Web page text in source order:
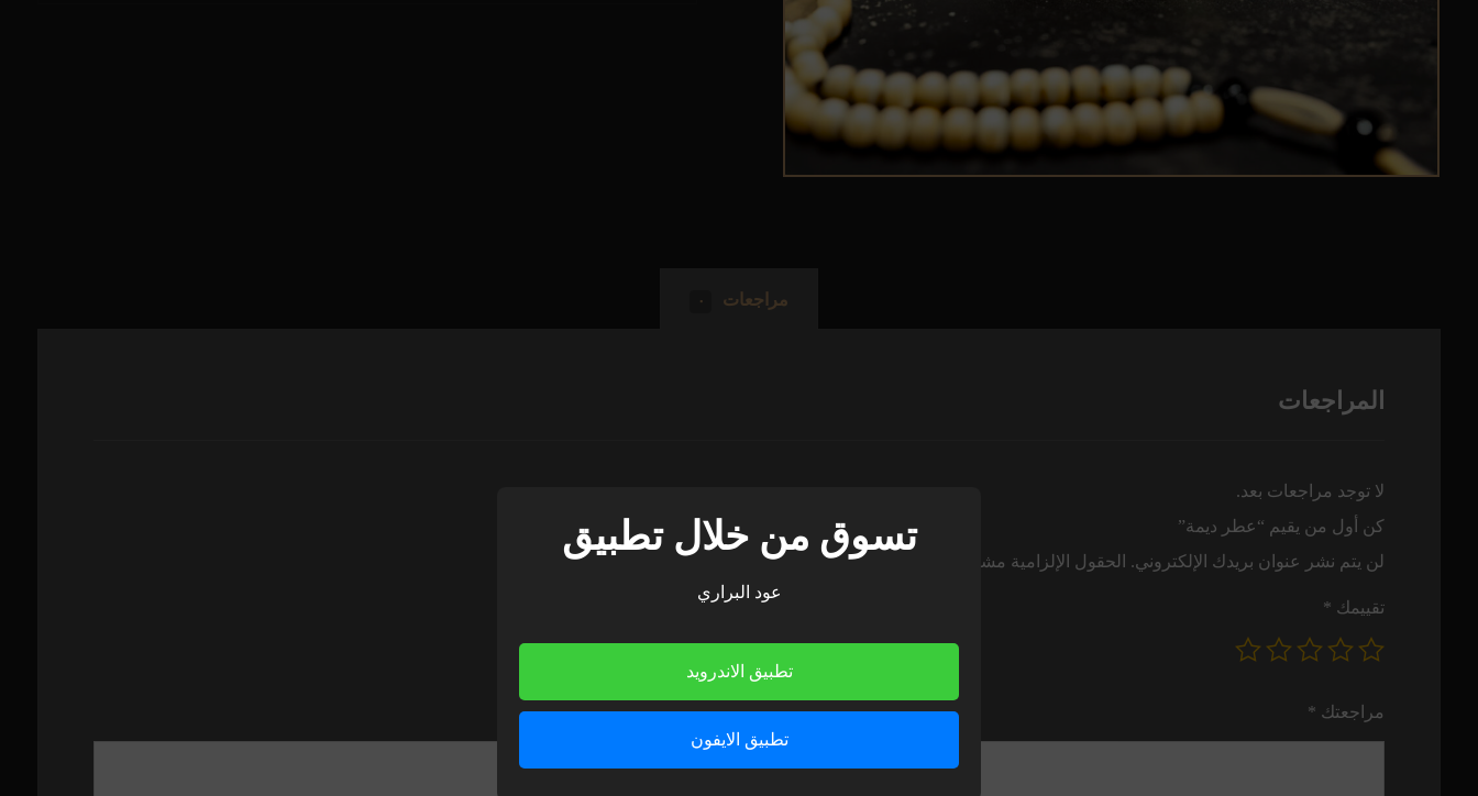
مراجعات ٠
المراجعات
لا توجد مراجعات بعد.
كن أول من يقيم “عطر ديمة”
لن يتم نشر عنوان بريدك الإلكتروني.
الحقول الإلزامية مشار إليها بـ
تقييمك *
مراجعتك *
تسوق من خلال تطبيق
عود البراري
تطبيق الاندرويد
تطبيق الايفون